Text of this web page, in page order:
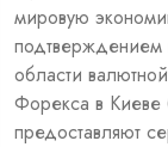
мировую
подтверждением
области
Форекса в Киеве
предоставляют